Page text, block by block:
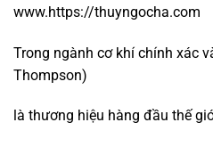
www.https://thuyngocha.com
Trong ngành cơ khí chính xác
Thompson)
là thương hiệu hàng đầu thế